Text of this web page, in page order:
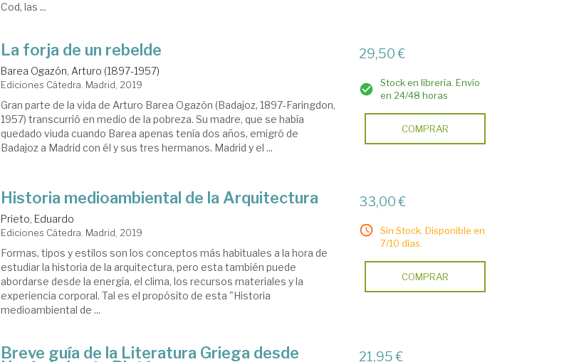
Cod, las ...
La forja de un rebelde
Barea Ogazón, Arturo (1897-1957)
Ediciones Cátedra. Madrid, 2019
Gran parte de la vida de Arturo Barea Ogazón (Badajoz, 1897-Faringdon,
1957) transcurrió en medio de la pobreza. Su madre, que se había
quedado viuda cuando Barea apenas tenía dos años, emigró de
Badajoz a Madrid con él y sus tres hermanos. Madrid y el ...
29,50 €
Stock en librería. Envío
en 24/48 horas
COMPRAR
Historia medioambiental de la Arquitectura
Prieto, Eduardo
Ediciones Cátedra. Madrid, 2019
Formas, tipos y estilos son los conceptos más habituales a la hora de
estudiar la historia de la arquitectura, pero esta también puede
abordarse desde la energía, el clima, los recursos materiales y la
experiencia corporal. Tal es el propósito de esta "Historia
medioambiental de ...
33,00 €
Sin Stock. Disponible en
7/10 días.
COMPRAR
Breve guía de la Literatura Griega desde 21,95 €